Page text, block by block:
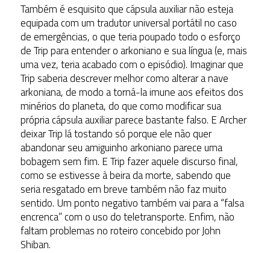
Também é esquisito que cápsula auxiliar não esteja
equipada com um tradutor universal portátil no caso
de emergências, o que teria poupado todo o esforço
de Trip para entender o arkoniano e sua língua (e, mais
uma vez, teria acabado com o episódio). Imaginar que
Trip saberia descrever melhor como alterar a nave
arkoniana, de modo a torná-la imune aos efeitos dos
minérios do planeta, do que como modificar sua
própria cápsula auxiliar parece bastante falso. E Archer
deixar Trip lá tostando só porque ele não quer
abandonar seu amiguinho arkoniano parece uma
bobagem sem fim. E Trip fazer aquele discurso final,
como se estivesse à beira da morte, sabendo que
seria resgatado em breve também não faz muito
sentido. Um ponto negativo também vai para a “falsa
encrenca” com o uso do teletransporte. Enfim, não
faltam problemas no roteiro concebido por John
Shiban.